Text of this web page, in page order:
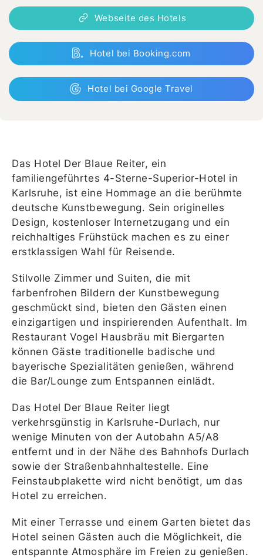
Webseite des Hotels
Hotel bei Booking.com
Hotel bei Google Travel
Das Hotel Der Blaue Reiter, ein
familiengeführtes 4-Sterne-Superior-Hotel in
Karlsruhe, ist eine Hommage an die berühmte
deutsche Kunstbewegung. Sein originelles
Design, kostenloser Internetzugang und ein
reichhaltiges Frühstück machen es zu einer
erstklassigen Wahl für Reisende.
Stilvolle Zimmer und Suiten, die mit
farbenfrohen Bildern der Kunstbewegung
geschmückt sind, bieten den Gästen einen
einzigartigen und inspirierenden Aufenthalt. Im
Restaurant Vogel Hausbräu mit Biergarten
können Gäste traditionelle badische und
bayerische Spezialitäten genießen, während
die Bar/Lounge zum Entspannen einlädt.
Das Hotel Der Blaue Reiter liegt
verkehrsgünstig in Karlsruhe-Durlach, nur
wenige Minuten von der Autobahn A5/A8
entfernt und in der Nähe des Bahnhofs Durlach
sowie der Straßenbahnhaltestelle. Eine
Feinstaubplakette wird nicht benötigt, um das
Hotel zu erreichen.
Mit einer Terrasse und einem Garten bietet das
Hotel seinen Gästen auch die Möglichkeit, die
entspannte Atmosphäre im Freien zu genießen.